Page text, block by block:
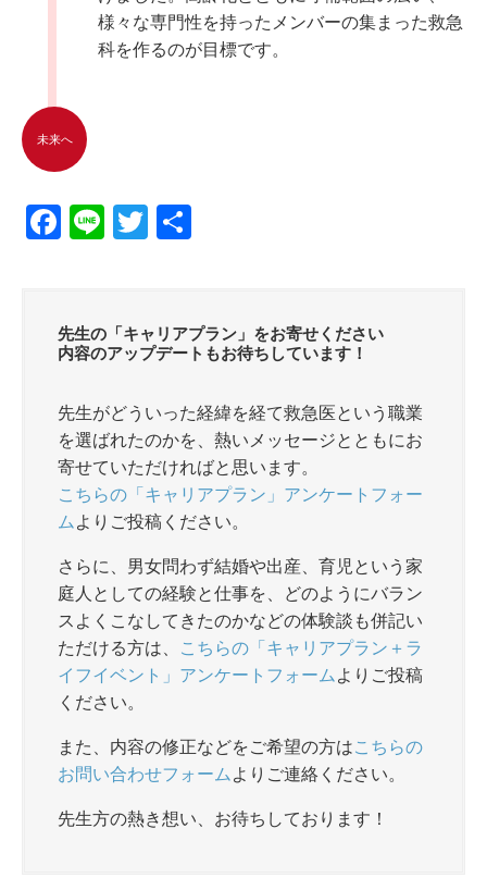
様々な専門性を持ったメンバーの集まった救急
科を作るのが目標です。
未来へ
F
e
b
o
o
k
Li
T
er
先生の「キャリアプラン」をお寄せください
内容のアップデートもお待ちしています！
先生がどういった経緯を経て救急医という職業
を選ばれたのかを、熱いメッセージとともにお
寄せていただければと思います。
こちらの「キャリアプラン」アンケートフォー
ム よりご投稿ください。
さらに、男女問わず結婚や出産、育児という家
庭人としての経験と仕事を、どのようにバラン
スよくこなしてきたのかなどの体験談も併記い
ただける方は、
こちらの「キャリアプラン＋ラ
イフイベント」アンケートフォーム よりご投稿
ください。
また、内容の修正などをご希望の方はこちらの
お問い合わせフォーム よりご連絡ください。
先生方の熱き想い、お待ちしております！